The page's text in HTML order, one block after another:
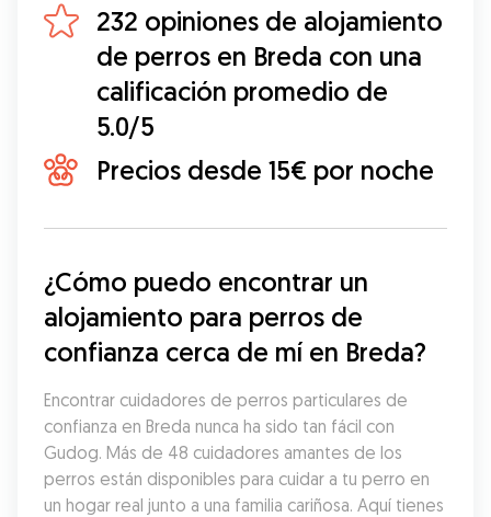
232 opiniones de alojamiento
de perros en Breda con una
calificación promedio de
5.0/5
Precios desde 15€ por noche
¿Cómo puedo encontrar un
alojamiento para perros de
confianza cerca de mí en Breda?
Encontrar cuidadores de perros particulares de
confianza en Breda nunca ha sido tan fácil con
Gudog. Más de 48 cuidadores amantes de los
perros están disponibles para cuidar a tu perro en
un hogar real junto a una familia cariñosa. Aquí tienes